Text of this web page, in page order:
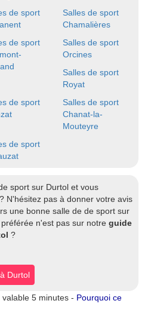
de sport
Salles de sport
Chamalières
de sport
Salles de sport
Orcines
Salles de sport
Royat
de sport
Salles de sport
Chanat-la-
Mouteyre
de sport
sport sur Durtol et vous
N'hésitez pas à donner votre avis
une bonne salle de de sport sur
n'est pas sur notre guide
?
Durtol
5 minutes - Pourquoi ce